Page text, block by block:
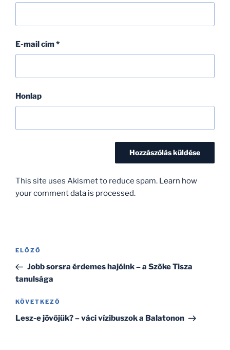
E-mail cím*
Honlap
This site uses Akismet to reduce spam. Learn how
your comment data is processed.
Bejegyzés
Korábbi
bejegyzés
ELŐZŐ
Jobb sorsra érdemes hajóink – a Szőke Tisza
tanulsága
Következő
bejegyzés
KÖVETKEZŐ
Lesz-e jövőjük? – váci vízibuszok a Balatonon